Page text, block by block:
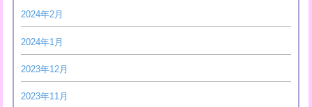
2024年2月
2024年1月
2023年12月
2023年11月